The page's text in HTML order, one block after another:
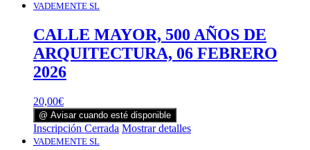
VADEMENTE SL
CALLE MAYOR, 500 AÑOS DE
ARQUITECTURA, 06 FEBRERO
2026
20,00€
@ Avisar cuando esté disponible
Inscripción Cerrada Mostrar detalles
VADEMENTE SL